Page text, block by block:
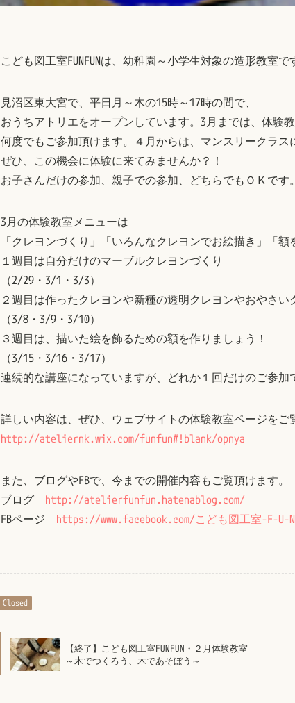
こども図工室FUNFUNは、幼稚園～小学生対象の造形教室で
見沼区東大宮で、平日月～木の15時～17時の間で、
おうちアトリエをオープンしています。3月までは、体験
何度でもご参加頂けます。４月からは、マンスリークラス
ぜひ、この機会に体験に来てみませんか？！
お子さんだけの参加、親子での参加、どちらでもＯＫです。
3月の体験教室メニューは
「クレヨンづくり」「いろんなクレヨンでお絵描き」「額
１週目は自分だけのマーブルクレヨンづくり
（2/29・3/1・3/3）
２週目は作ったクレヨンや新種の透明クレヨンやおやさい
（3/8・3/9・3/10）
３週目は、描いた絵を飾るための額を作りましょう！
（3/15・3/16・3/17）
連続的な講座になっていますが、どれか１回だけのご参加
詳しい内容は、ぜひ、ウェブサイトの体験教室ページをご
http://ateliernk.wix.com/funfun#!blank/opnya
また、ブログやFBで、今までの開催内容もご覧頂けます。
ブログ http://atelierfunfun.hatenablog.com/
FBページ https://www.facebook.com/こども図工室-F-U-
Closed
【終了】こども図工室FUNFUN・２月体験教室
～木でつくろう、木であそぼう～